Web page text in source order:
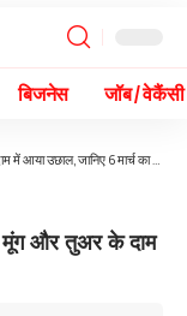
बिजनेस जॉब / वेकैंसी
जानिए 6 मार्च का ताजा भाव
और तुअर के दाम